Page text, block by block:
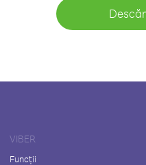
VIBER
Funcții